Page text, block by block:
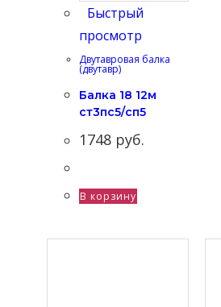
Быстрый
просмотр
Двутавровая балка
(двутавр)
Балка 18 12м
ст3пс5/сп5
1748 руб.
В корзину